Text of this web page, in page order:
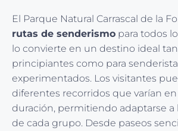
El Parque Natural Carrascal de la
rutas de senderismo para todos
lo convierte en un destino ideal
principiantes como para
experimentados. Los visitantes
diferentes recorridos que varían
duración, permitiendo adaptarse a
de cada grupo. Desde paseos